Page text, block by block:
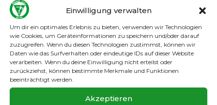
Einwilligung verwalten
Um dir ein optimales Erlebnis zu bieten, verwenden wir Technologien
wie Cookies, um Geräteinformationen zu speichern und/oder darauf
zuzugreifen. Wenn du diesen Technologien zustimmst, können wir
Daten wie das Surfverhalten oder eindeutige IDs auf dieser Website
verarbeiten. Wenn du deine Einwilligung nicht erteilst oder
zurückziehst, können bestimmte Merkmale und Funktionen
beeinträchtigt werden.
Akzeptieren
92 Jorin Diemer und Maximilian Sandow in
Gatow zurück, und auch Mark Dietze (zuletzt
SCC) ist sicherlich ebenfalls eine Bereicherung
für das Team. Allen Neuzugängen viel Spaß
und Erfolg im SCG.
Zwar hat der punktlose November die
Hoffnung auf den sofortigen direkten
Wiederaufstieg unserer Ersten zerschlagen,
doch der 2. Tabellenplatz, der zur Relegation